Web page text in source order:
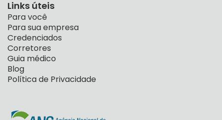
Links úteis
Para você
Para sua empresa
Credenciados
Corretores
Guia médico
Blog
Política de Privacidade